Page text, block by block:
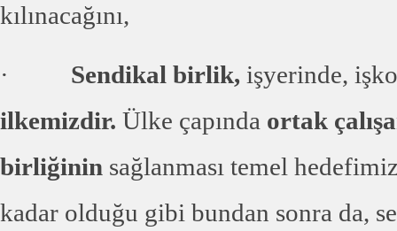
kılınacağını,
· Sendikal birlik, işyerinde,
ilkemizdir. Ülke çapında ortak
birliğinin sağlanması temel
kadar olduğu gibi bundan sonra da,